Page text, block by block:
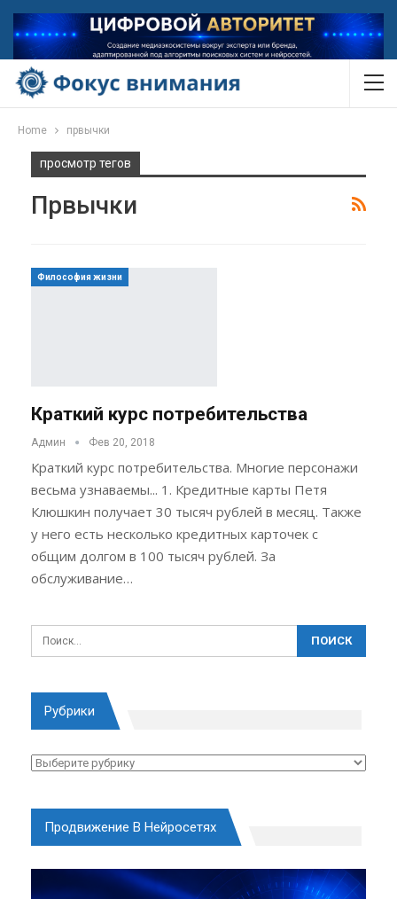
Home првычки
просмотр тегов
Првычки
Философия жизни
Краткий курс потребительства
Админ Фев 20, 2018
Краткий курс потребительства. Многие персонажи
весьма узнаваемы... 1. Кредитные карты Петя
Клюшкин получает 30 тысяч рублей в месяц. Также
у него есть несколько кредитных карточек с
общим долгом в 100 тысяч рублей. За
обслуживание…
Рубрики
Рубрики
Продвижение В Нейросетях